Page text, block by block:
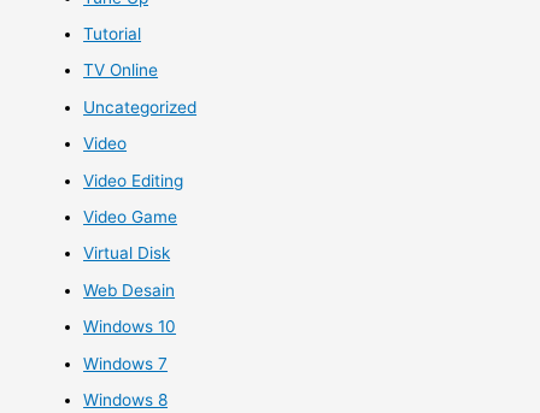
Tutorial
TV Online
Uncategorized
Video
Video Editing
Video Game
Virtual Disk
Web Desain
Windows 10
Windows 7
Windows 8